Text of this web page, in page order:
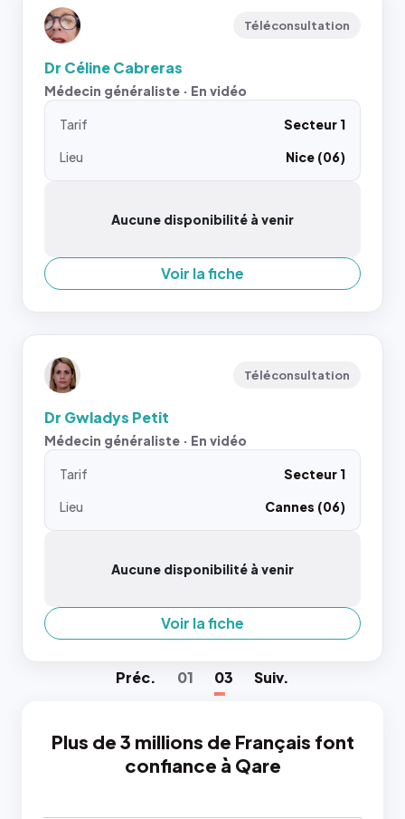
Téléconsultation
Dr Céline Cabreras
Médecin généraliste · En vidéo
Tarif
Secteur 1
Lieu
Nice (06)
Aucune disponibilité à venir
Voir la fiche
Téléconsultation
Dr Gwladys Petit
Médecin généraliste · En vidéo
Tarif
Secteur 1
Lieu
Cannes (06)
Aucune disponibilité à venir
Voir la fiche
Préc. 01 03 Suiv.
Plus de 3 millions de Français font
confiance à Qare